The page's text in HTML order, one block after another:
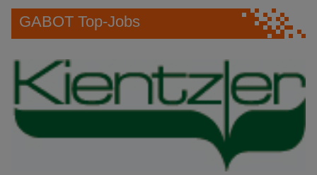
GABOT Top-Jobs